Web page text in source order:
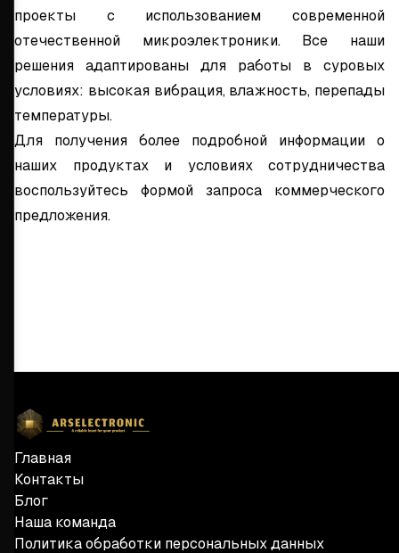
проекты с использованием современной
отечественной микроэлектроники. Все наши
решения адаптированы для работы в суровых
условиях: высокая вибрация, влажность, перепады
температуры.
Для получения более подробной информации о
наших продуктах и условиях сотрудничества
воспользуйтесь формой запроса коммерческого
предложения.
Главная
Контакты
Блог
Наша команда
Политика обработки персональных данных